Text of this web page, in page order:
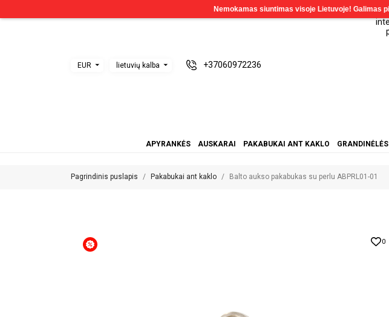
EUR lietuvių kalba +37060972236
APYRANKĖS AUSKARAI PAKABUKAI ANT KAKLO GRANDINĖLĖS
Pagrindinis puslapis Pakabukai ant kaklo Balto aukso pakabukas su perlu ABPRL01-01
0